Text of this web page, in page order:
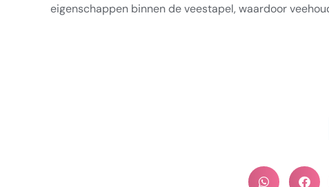
eigenschappen binnen de veestapel, waardoor